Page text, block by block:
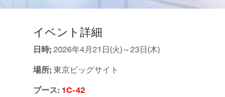
イベント詳細
日時; 2026年4月21日(火)～23日(木)
場所; 東京ビッグサイト
ブース: 1C-42